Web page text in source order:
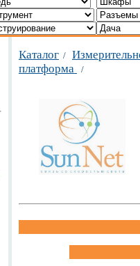
Каталог /
платформа
/